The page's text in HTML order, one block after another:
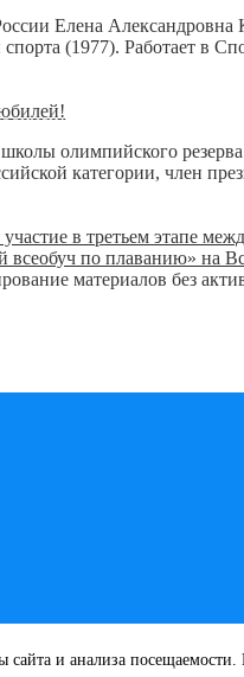
Елена
(1977). Работает в
олимпийского
категории, член
в третьем этапе
по плаванию» на
материалов без
и анализа